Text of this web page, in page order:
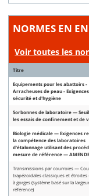
NORMES EN
Voir toutes les
Titre
Equipements pour les abattoirs -
Arracheuses de peau -
sécurité et d'hygiène
Sorbonnes de laboratoire —
les essais de confinement et de
Biologie médicale — Exigences
la compétence des laboratoires
d'étalonnage utilisant des
mesure de référence —
Transmissions par courroies —
trapézoïdales classiques et
à gorges (système basé sur la
référence)